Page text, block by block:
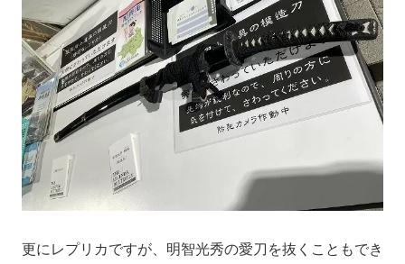
更にレプリカですが、明智光秀の愛刀を抜くこともでき